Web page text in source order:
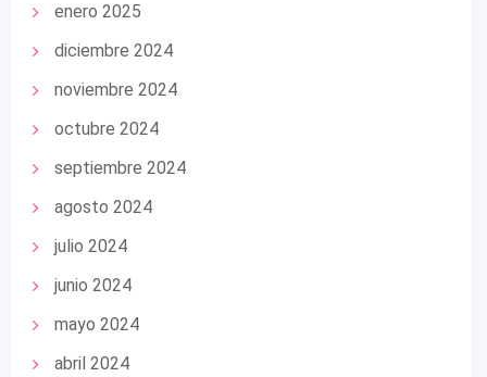
enero 2025
diciembre 2024
noviembre 2024
octubre 2024
septiembre 2024
agosto 2024
julio 2024
junio 2024
mayo 2024
abril 2024